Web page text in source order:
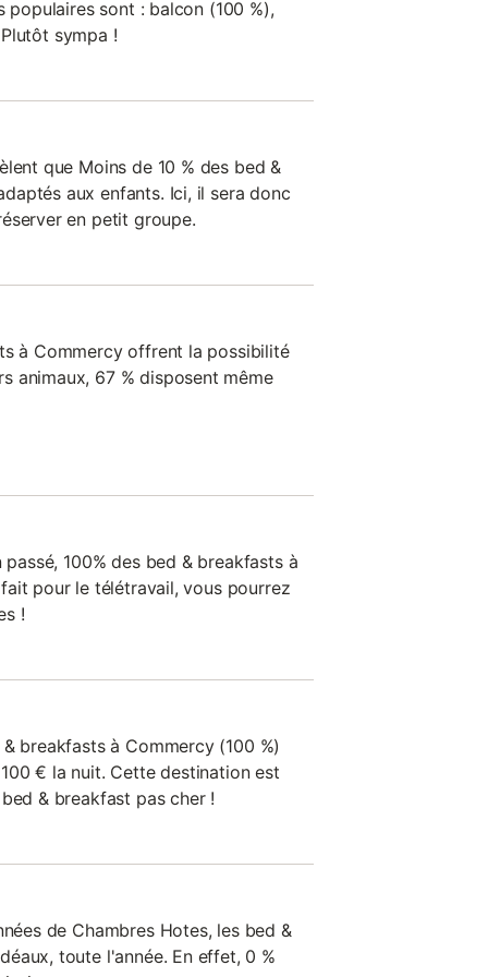
sont : balcon (100 %),
sympa !
que Moins de 10 % des bed &
aux enfants. Ici, il sera donc
en petit groupe.
à Commercy offrent la possibilité
animaux, 67 % disposent même
100% des bed & breakfasts à
pour le télétravail, vous pourrez
!
breakfasts à Commercy (100 %)
€ la nuit. Cette destination est
& breakfast pas cher !
de Chambres Hotes, les bed &
toute l'année. En effet, 0 %